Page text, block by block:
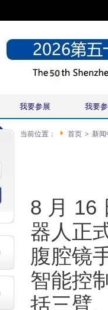
我要参展 我要
当前位置： 首页 > 新
8 月 16
器人正
腹腔镜
智能控
括三臂